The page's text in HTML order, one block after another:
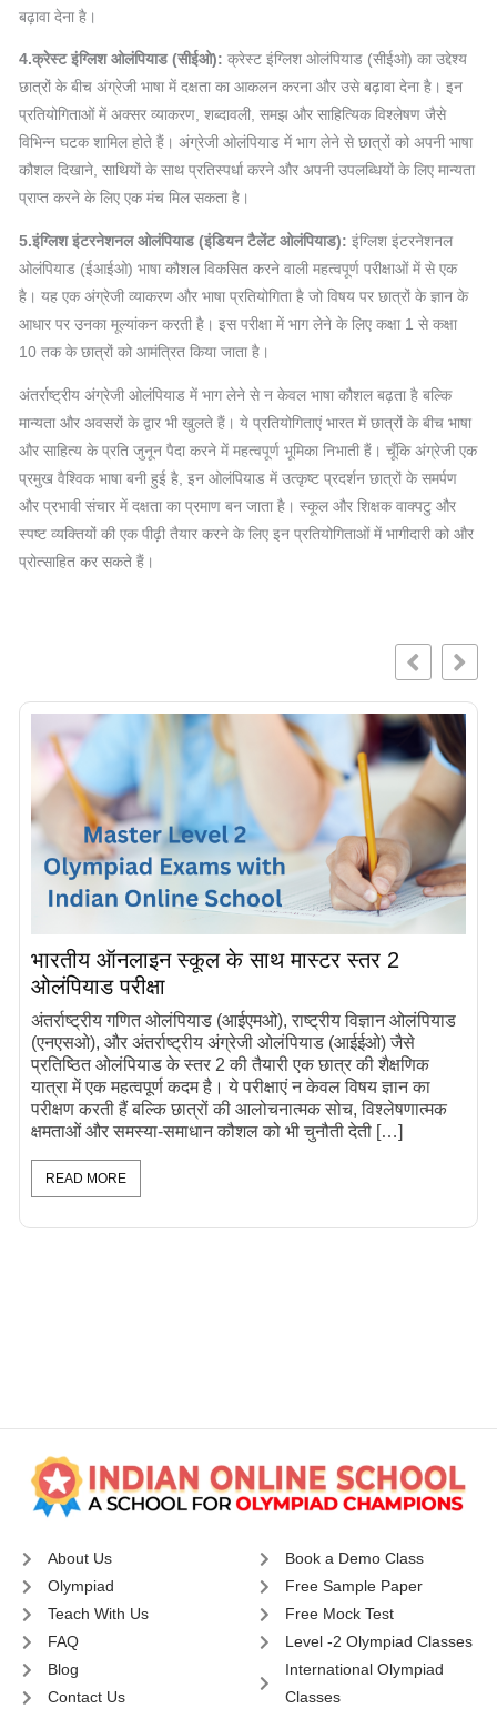
बढ़ावा देना है।
4.क्रेस्ट इंग्लिश ओलंपियाड (सीईओ): क्रेस्ट इंग्लिश ओलंपियाड (सीईओ) का उद्देश्य
छात्रों के बीच अंग्रेजी भाषा में दक्षता का आकलन करना और उसे बढ़ावा देना है। इन
प्रतियोगिताओं में अक्सर व्याकरण, शब्दावली, समझ और साहित्यिक विश्लेषण जैसे
विभिन्न घटक शामिल होते हैं। अंग्रेजी ओलंपियाड में भाग लेने से छात्रों को अपनी भाषा
कौशल दिखाने, साथियों के साथ प्रतिस्पर्धा करने और अपनी उपलब्धियों के लिए मान्यता
प्राप्त करने के लिए एक मंच मिल सकता है।
5.इंग्लिश इंटरनेशनल ओलंपियाड (इंडियन टैलेंट ओलंपियाड): इंग्लिश इंटरनेशनल
ओलंपियाड (ईआईओ) भाषा कौशल विकसित करने वाली महत्वपूर्ण परीक्षाओं में से एक
है। यह एक अंग्रेजी व्याकरण और भाषा प्रतियोगिता है जो विषय पर छात्रों के ज्ञान के
आधार पर उनका मूल्यांकन करती है। इस परीक्षा में भाग लेने के लिए कक्षा 1 से कक्षा
10 तक के छात्रों को आमंत्रित किया जाता है।
अंतर्राष्ट्रीय अंग्रेजी ओलंपियाड में भाग लेने से न केवल भाषा कौशल बढ़ता है बल्कि
मान्यता और अवसरों के द्वार भी खुलते हैं। ये प्रतियोगिताएं भारत में छात्रों के बीच भाषा
और साहित्य के प्रति जुनून पैदा करने में महत्वपूर्ण भूमिका निभाती हैं। चूँकि अंग्रेजी एक
प्रमुख वैश्विक भाषा बनी हुई है, इन ओलंपियाड में उत्कृष्ट प्रदर्शन छात्रों के समर्पण
और प्रभावी संचार में दक्षता का प्रमाण बन जाता है। स्कूल और शिक्षक वाक्पटु और
स्पष्ट व्यक्तियों की एक पीढ़ी तैयार करने के लिए इन प्रतियोगिताओं में भागीदारी को और
प्रोत्साहित कर सकते हैं।
भारतीय ऑनलाइन स्कूल के साथ मास्टर स्तर 2
ओलंपियाड परीक्षा
अंतर्राष्ट्रीय गणित ओलंपियाड (आईएमओ), राष्ट्रीय विज्ञान ओलंपियाड
(एनएसओ), और अंतर्राष्ट्रीय अंग्रेजी ओलंपियाड (आईईओ) जैसे
प्रतिष्ठित ओलंपियाड के स्तर 2 की तैयारी एक छात्र की शैक्षणिक
यात्रा में एक महत्वपूर्ण कदम है। ये परीक्षाएं न केवल विषय ज्ञान का
परीक्षण करती हैं बल्कि छात्रों की आलोचनात्मक सोच, विश्लेषणात्मक
क्षमताओं और समस्या-समाधान कौशल को भी चुनौती देती […]
READ MORE
About Us
Olympiad
Teach With Us
FAQ
Blog
Contact Us
Book a Demo Class
Free Sample Paper
Free Mock Test
Level -2 Olympiad Classes
International Olympiad
Classes